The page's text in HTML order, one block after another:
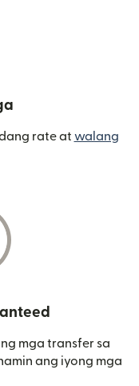
rate at walang
mga transfer sa
ang iyong mga